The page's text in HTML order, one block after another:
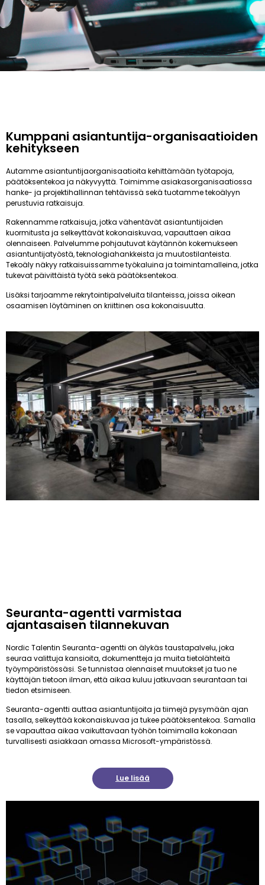
Kumppani asiantuntija-organisaatioiden
kehitykseen
Autamme asiantuntijaorganisaatioita kehittämään työtapoja,
päätöksentekoa ja näkyvyyttä. Toimimme asiakasorganisaatiossa
hanke- ja projektihallinnan tehtävissä sekä tuotamme tekoälyyn
perustuvia ratkaisuja.
Rakennamme ratkaisuja, jotka vähentävät asiantuntijoiden
kuormitusta ja selkeyttävät kokonaiskuvaa, vapauttaen aikaa
olennaiseen. Palvelumme pohjautuvat käytännön kokemukseen
asiantuntijatyöstä, teknologiahankkeista ja muutostilanteista.
Tekoäly näkyy ratkaisuissamme työkaluina ja toimintamalleina, jotka
tukevat päivittäistä työtä sekä päätöksentekoa.
Lisäksi tarjoamme rekrytointipalveluita tilanteissa, joissa oikean
osaamisen löytäminen on kriittinen osa kokonaisuutta.
Seuranta-agentti varmistaa
ajantasaisen tilannekuvan
Nordic Talentin Seuranta-agentti on älykäs taustapalvelu, joka
seuraa valittuja kansioita, dokumentteja ja muita tietolähteitä
työympäristössäsi. Se tunnistaa olennaiset muutokset ja tuo ne
käyttäjän tietoon ilman, että aikaa kuluu jatkuvaan seurantaan tai
tiedon etsimiseen.
Seuranta-agentti auttaa asiantuntijoita ja tiimejä pysymään ajan
tasalla, selkeyttää kokonaiskuvaa ja tukee päätöksentekoa. Samalla
se vapauttaa aikaa vaikuttavaan työhön toimimalla kokonaan
turvallisesti asiakkaan omassa Microsoft-ympäristössä.
Lue lisää